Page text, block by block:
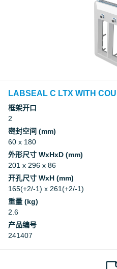
LABSEAL C LTX WITH
框架开口
2
密封空间 (mm)
60 x 180
外形尺寸 WxHxD (mm)
201 x 296 x 86
开孔尺寸 WxH (mm)
165(+2/-1) x 261(+2/-1)
重量 (kg)
2.6
产品编号
241407